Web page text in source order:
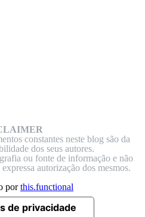
constantes neste blog são da
dos seus autores.
ou fonte de informação e não
autorização dos mesmos.
porthis.functional
de privacidade